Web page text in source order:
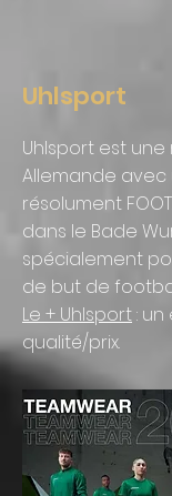
Uhlsport
Uhlsport est
Allemande avec
résolument
dans le Bade
spécialement
de but de
Le + Uhlsport:
qualité/prix.